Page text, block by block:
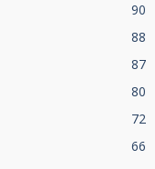
90
88
87
80
72
66